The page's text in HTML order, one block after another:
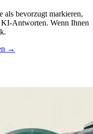
als bevorzugt markieren,
Antworten. Wenn Ihnen
→